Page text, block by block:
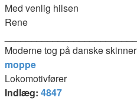
Med venlig hilsen
Rene
Moderne tog på danske skinner
moppe
Lokomotivfører
Indlæg: 4847